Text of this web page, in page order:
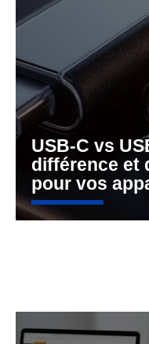
USB-C vs
différence et
pour vos